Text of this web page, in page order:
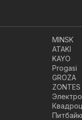
MINSK
ATAKI
KAYO
Progasi
GROZA
ZONTES